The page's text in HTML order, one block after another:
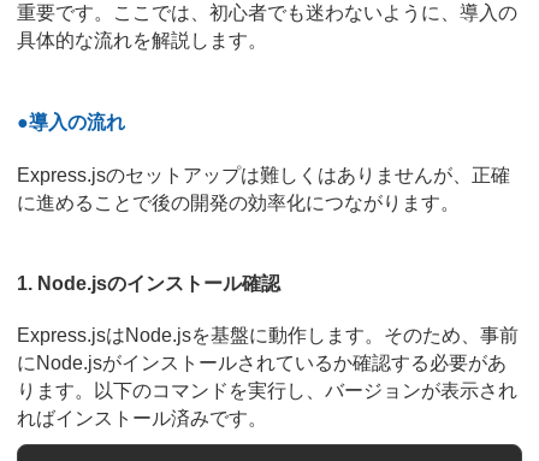
重要です。ここでは、初心者でも迷わないように、導入の
具体的な流れを解説します。
●導入の流れ
Express.jsのセットアップは難しくはありませんが、正確
に進めることで後の開発の効率化につながります。
1. Node.jsのインストール確認
Express.jsはNode.jsを基盤に動作します。そのため、事前
にNode.jsがインストールされているか確認する必要があ
ります。以下のコマンドを実行し、バージョンが表示され
ればインストール済みです。